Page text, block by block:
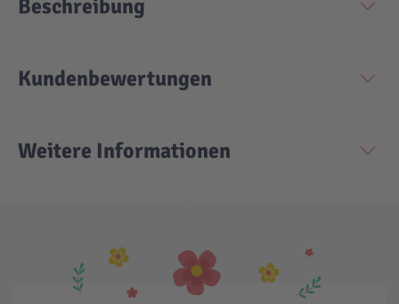
Beschreibung
Kundenbewertungen
Weitere Informationen